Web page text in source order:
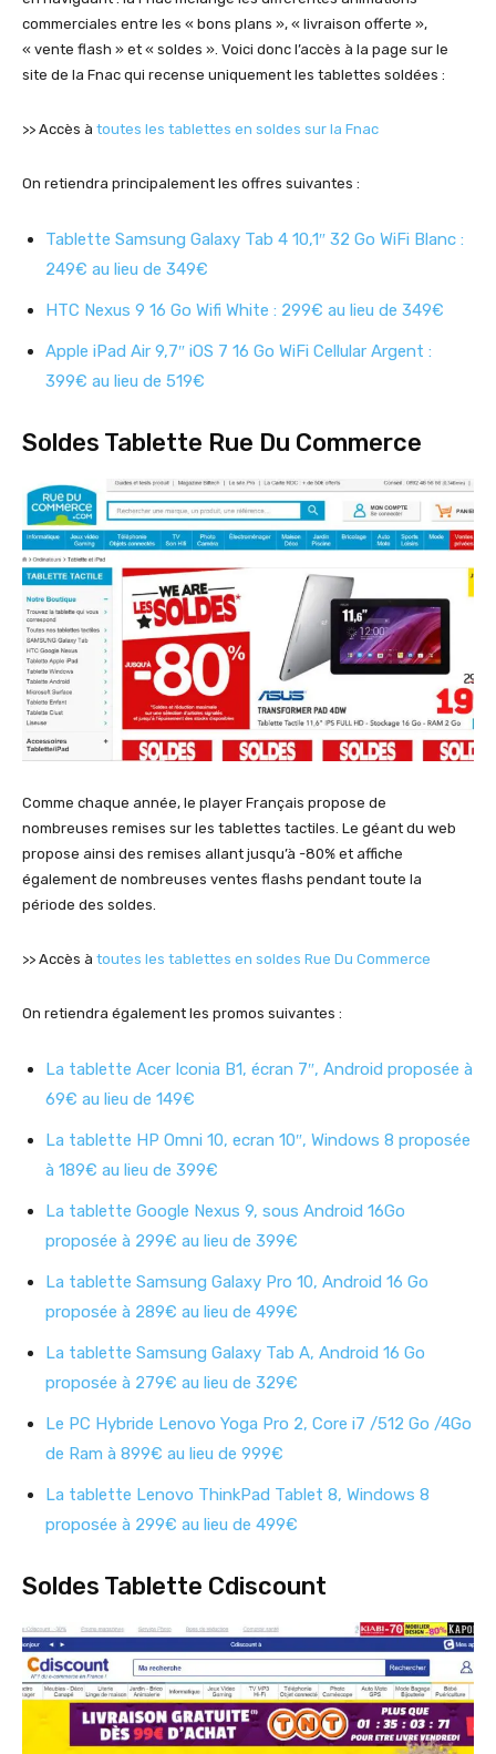
commerciales entre les « bons plans », « livraison offerte »,
« vente flash » et « soldes ». Voici donc l’accès à la page sur le
site de la Fnac qui recense uniquement les tablettes soldées :
>> Accès à toutes les tablettes en soldes sur la Fnac
On retiendra principalement les offres suivantes :
Tablette Samsung Galaxy Tab 4 10,1″ 32 Go WiFi Blanc :
249€ au lieu de 349€
HTC Nexus 9 16 Go Wifi White : 299€ au lieu de 349€
Apple iPad Air 9,7″ iOS 7 16 Go WiFi Cellular Argent :
399€ au lieu de 519€
Soldes Tablette Rue Du Commerce
Comme chaque année, le player Français propose de
nombreuses remises sur les tablettes tactiles. Le géant du web
propose ainsi des remises allant jusqu’à -80% et affiche
également de nombreuses ventes flashs pendant toute la
période des soldes.
>> Accès à toutes les tablettes en soldes Rue Du Commerce
On retiendra également les promos suivantes :
La tablette Acer Iconia B1, écran 7″, Android proposée à
69€ au lieu de 149€
La tablette HP Omni 10, ecran 10″, Windows 8 proposée
à 189€ au lieu de 399€
La tablette Google Nexus 9, sous Android 16Go
proposée à 299€ au lieu de 399€
La tablette Samsung Galaxy Pro 10, Android 16 Go
proposée à 289€ au lieu de 499€
La tablette Samsung Galaxy Tab A, Android 16 Go
proposée à 279€ au lieu de 329€
Le PC Hybride Lenovo Yoga Pro 2, Core i7 /512 Go /4Go
de Ram à 899€ au lieu de 999€
La tablette Lenovo ThinkPad Tablet 8, Windows 8
proposée à 299€ au lieu de 499€
Soldes Tablette Cdiscount